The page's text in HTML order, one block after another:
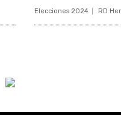
Elecciones 2024 RD